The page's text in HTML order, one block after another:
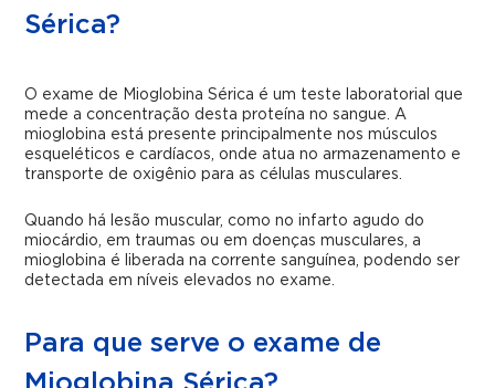
Sérica?
O exame de Mioglobina Sérica é um teste laboratorial que
mede a concentração desta proteína no sangue. A
mioglobina está presente principalmente nos músculos
esqueléticos e cardíacos, onde atua no armazenamento e
transporte de oxigênio para as células musculares.
Quando há lesão muscular, como no infarto agudo do
miocárdio, em traumas ou em doenças musculares, a
mioglobina é liberada na corrente sanguínea, podendo ser
detectada em níveis elevados no exame.
Para que serve o exame de